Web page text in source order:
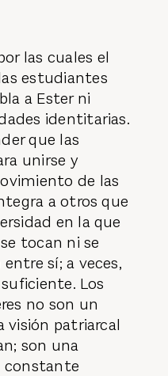
las cuales el
estudiantes
a Ester ni
identitarias.
que las
unirse y
de las
a otros que
en la que
tocan ni se
sí; a veces,
Los
no son un
visión patriarcal
son una
constante